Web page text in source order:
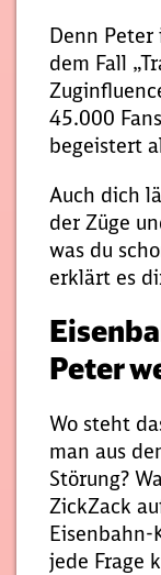
Denn
dem Fall
45.000
begeistert
Auch dich
der Züge
was du
erklärt es
Peter
Wo steht
man aus
Störung?
ZickZack
jede Frage